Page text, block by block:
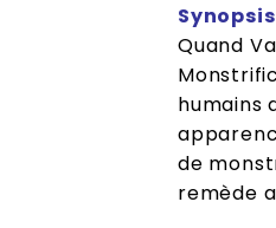
Synopsis
Quand
humains
de
remède